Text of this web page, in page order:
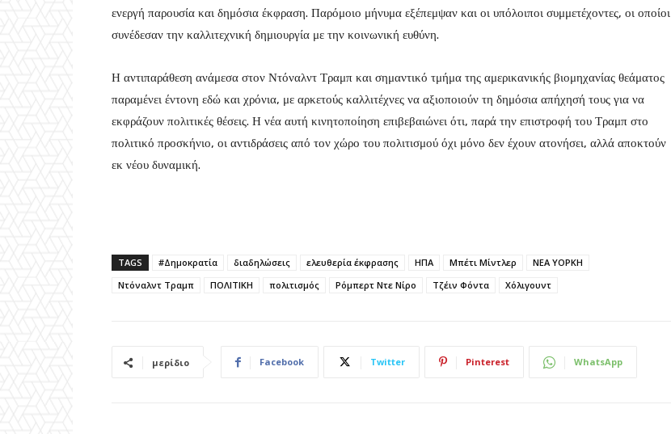
ενεργή παρουσία και δημόσια έκφραση. Παρόμοιο μήνυμα εξέπεμψαν και οι υπόλοιποι συμμετέχοντες, οι οποίοι
συνέδεσαν την καλλιτεχνική δημιουργία με την κοινωνική ευθύνη.
Η αντιπαράθεση ανάμεσα στον Ντόναλντ Τραμπ και σημαντικό τμήμα της αμερικανικής βιομηχανίας θεάματος
παραμένει έντονη εδώ και χρόνια, με αρκετούς καλλιτέχνες να αξιοποιούν τη δημόσια απήχησή τους για να
εκφράζουν πολιτικές θέσεις. Η νέα αυτή κινητοποίηση επιβεβαιώνει ότι, παρά την επιστροφή του Τραμπ στο
πολιτικό προσκήνιο, οι αντιδράσεις από τον χώρο του πολιτισμού όχι μόνο δεν έχουν ατονήσει, αλλά αποκτούν
εκ νέου δυναμική.
TAGS #Δημοκρατία διαδηλώσεις ελευθερία έκφρασης ΗΠΑ Μπέτι Μίντλερ
ΝΕΑ ΥΟΡΚΗ
Ντόναλντ Τραμπ
ΠΟΛΙΤΙΚΗ πολιτισμός Ρόμπερτ Ντε Νίρο Τζέιν Φόντα Χόλιγουντ
μερίδιο Facebook Twitter Pinterest WhatsApp